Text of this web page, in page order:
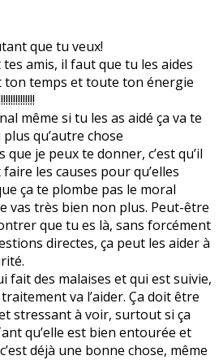
que tu veux!
amis, il faut que tu les aides
temps et toute ton énergie
même si tu les as aidé ça va te
qu’autre chose
que je peux te donner, c’est qu’il
les causes pour qu’elles
ça te plombe pas le moral
vas très bien non plus. Peut-être
que tu es là, sans forcément
directes, ça peut les aider à
fait des malaises et qui est suivie,
va l’aider. Ça doit être
stressant à voir, surtout si ça
qu’elle est bien entourée et
déjà une bonne chose, même